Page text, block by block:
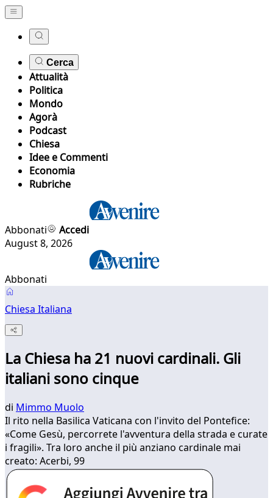
Cerca
Attualità
Politica
Mondo
Agorà
Podcast
Chiesa
Idee e Commenti
Economia
Rubriche
Abbonati
Accedi
August 8, 2026
Abbonati
Chiesa Italiana
La Chiesa ha 21 nuovi cardinali. Gli
italiani sono cinque
di Mimmo Muolo
Il rito nella Basilica Vaticana con l'invito del Pontefice:
«Come Gesù, percorrete l'avventura della strada e curate
i fragili». Tra loro anche il più anziano cardinale mai
creato: Acerbi, 99